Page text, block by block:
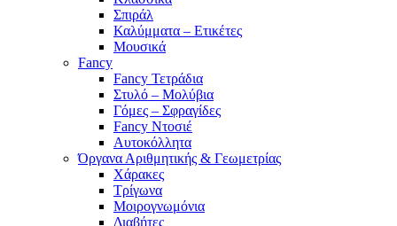
Σπιράλ
Καλύμματα – Ετικέτες
Μουσικά
Fancy
Fancy Τετράδια
Στυλό – Μολύβια
Γόμες – Σφραγίδες
Fancy Ντοσιέ
Αυτοκόλλητα
Όργανα Αριθμητικής & Γεωμετρίας
Χάρακες
Τρίγωνα
Mοιρογνωμόνια
Διαβήτες